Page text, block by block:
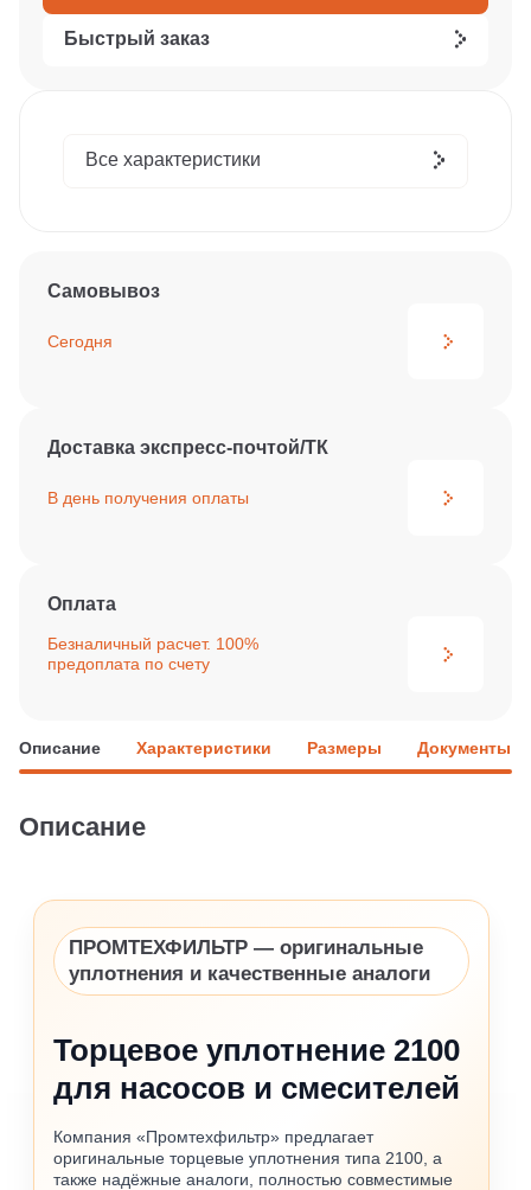
Быстрый заказ
Все характеристики
Самовывоз
Сегодня
Доставка экспресс-почтой/ТК
В день получения оплаты
Оплата
Безналичный расчет. 100%
предоплата по счету
Описание Характеристики Размеры Документы
Описание
ПРОМТЕХФИЛЬТР — оригинальные
уплотнения и качественные аналоги
Торцевое уплотнение 2100
для насосов и смесителей
Компания «Промтехфильтр» предлагает
оригинальные торцевые уплотнения типа 2100, а
также надёжные аналоги, полностью совместимые